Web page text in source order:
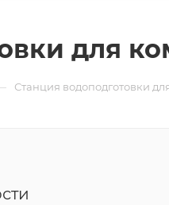
для
Станция водоподготовки